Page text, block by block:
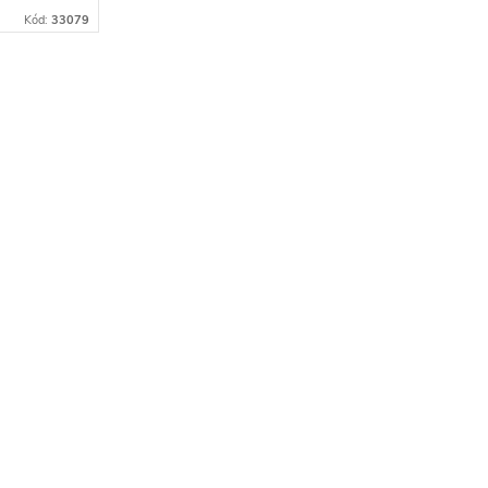
Kód: 33079